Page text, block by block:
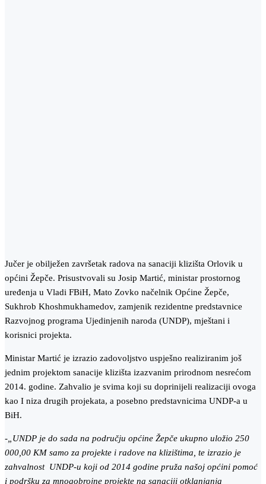
Jučer je obilježen završetak radova na sanaciji klizišta Orlovik u
općini Žepče. Prisustvovali su Josip Martić, ministar prostornog
uređenja u Vladi FBiH, Mato Zovko načelnik Općine Žepče,
Sukhrob Khoshmukhamedov, zamjenik rezidentne predstavnice
Razvojnog programa Ujedinjenih naroda (UNDP), mještani i
korisnici projekta.
Ministar Martić je izrazio zadovoljstvo uspješno realiziranim još
jednim projektom sanacije klizišta izazvanim prirodnom nesrećom
2014. godine. Zahvalio je svima koji su doprinijeli realizaciji ovoga
kao I niza drugih projekata, a posebno predstavnicima UNDP-a u
BiH.
-„UNDP je do sada na području općine Žepče ukupno uložio 250
000,00 KM samo za projekte i radove na klizištima, te izrazio je
zahvalnost UNDP-u koji od 2014 godine pruža našoj općini pomoć
i podršku za mnogobrojne projekte na sanaciji otklanjanja